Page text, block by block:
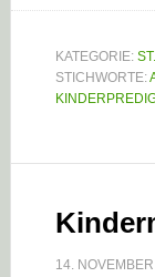
KATEGORIE:
STICHWORTE:
14.